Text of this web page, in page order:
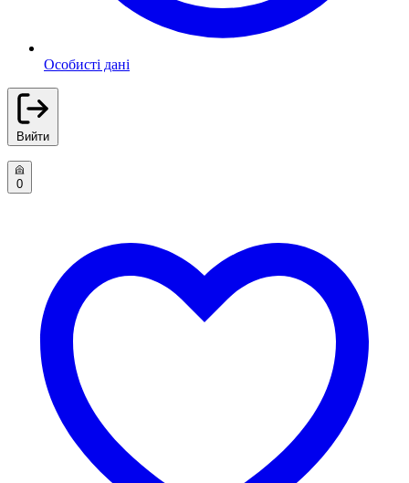
Особисті дані
Вийти
0